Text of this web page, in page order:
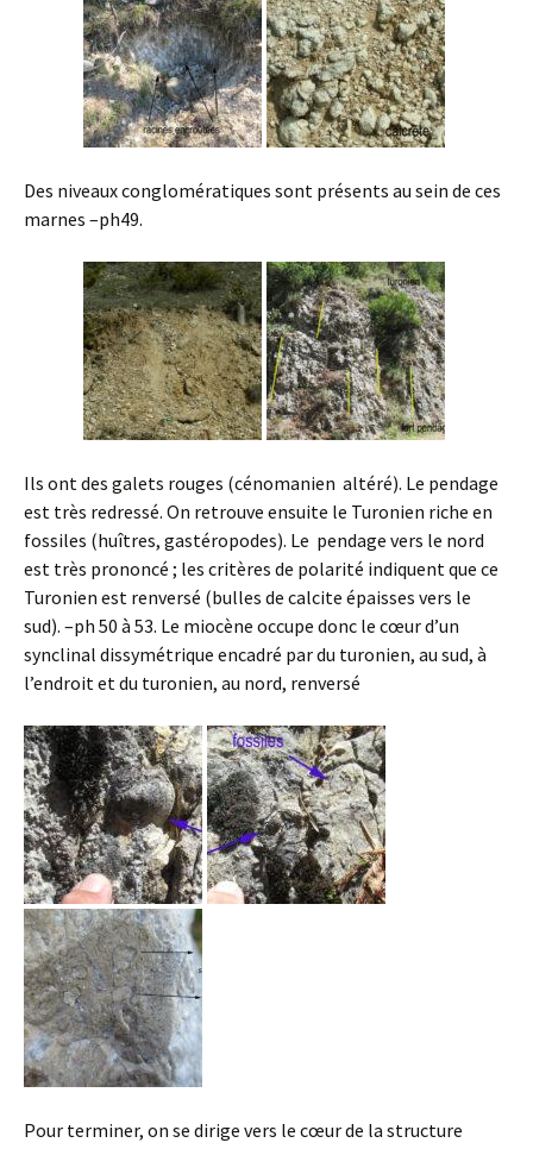
Des niveaux conglomératiques sont présents au sein de ces
marnes –ph49.
Ils ont des galets rouges (cénomanien altéré). Le pendage
est très redressé. On retrouve ensuite le Turonien riche en
fossiles (huîtres, gastéropodes). Le pendage vers le nord
est très prononcé ; les critères de polarité indiquent que ce
Turonien est renversé (bulles de calcite épaisses vers le
sud). –ph 50 à 53. Le miocène occupe donc le cœur d’un
synclinal dissymétrique encadré par du turonien, au sud, à
l’endroit et du turonien, au nord, renversé
Pour terminer, on se dirige vers le cœur de la structure